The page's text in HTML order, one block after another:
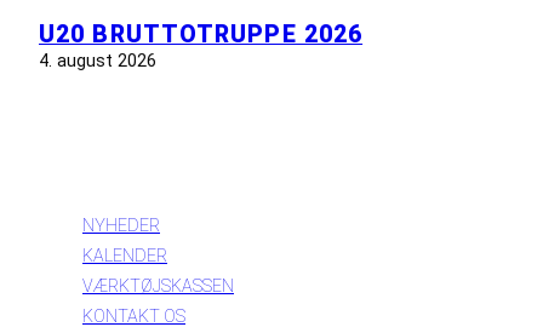
U20 BRUTTOTRUPPE 2026
4. august 2026
NYHEDER
KALENDER
VÆRKTØJSKASSEN
KONTAKT OS